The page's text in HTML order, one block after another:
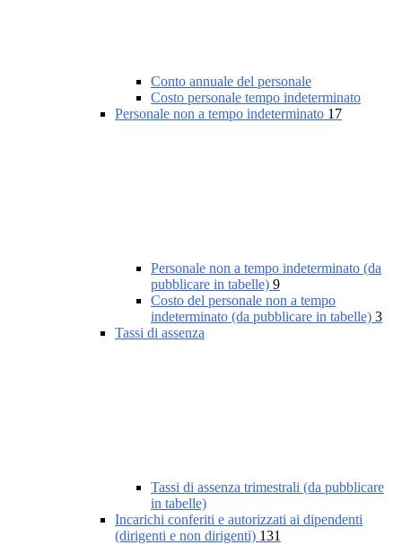
Conto annuale del personale
Costo personale tempo indeterminato
Personale non a tempo indeterminato 17
Personale non a tempo indeterminato (da
pubblicare in tabelle) 9
Costo del personale non a tempo
indeterminato (da pubblicare in tabelle) 3
Tassi di assenza
Tassi di assenza trimestrali (da pubblicare
in tabelle)
Incarichi conferiti e autorizzati ai dipendenti
(dirigenti e non dirigenti) 131